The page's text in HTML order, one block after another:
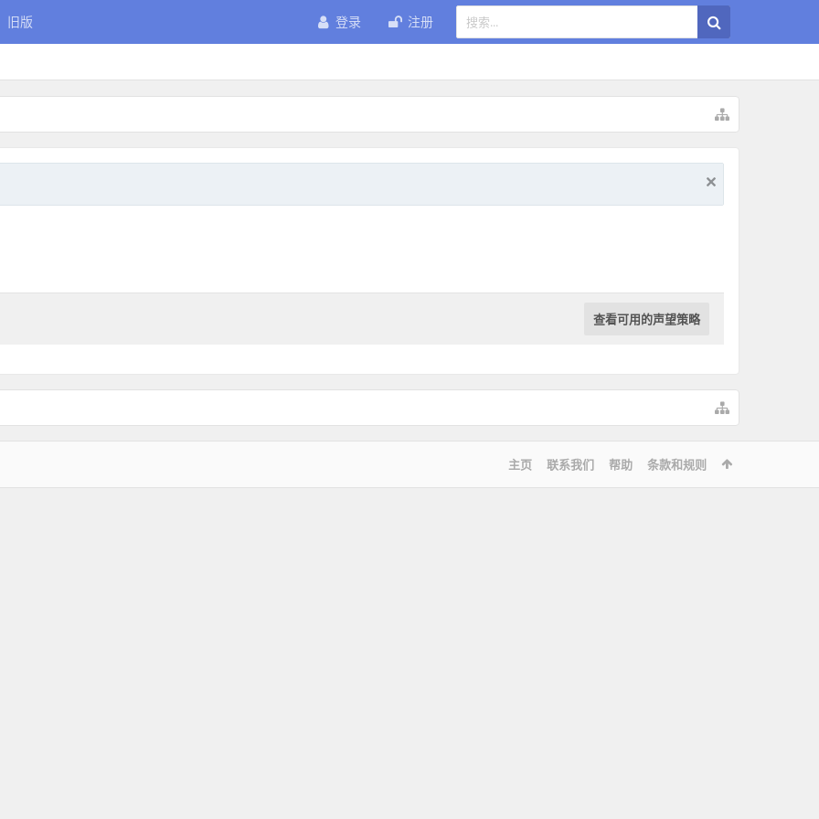
旧版 登录 注册
查看可用的声望策略
主页 联系我们 帮助 条款和规则